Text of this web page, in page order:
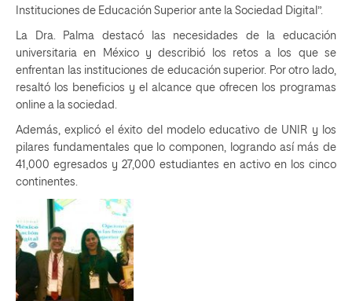
Instituciones de Educación Superior ante la Sociedad Digital”.
La Dra. Palma destacó las necesidades de la educación
universitaria en México y describió los retos a los que se
enfrentan las instituciones de educación superior. Por otro lado,
resaltó los beneficios y el alcance que ofrecen los programas
online a la sociedad.
Además, explicó el éxito del modelo educativo de UNIR y los
pilares fundamentales que lo componen, logrando así más de
41,000 egresados y 27,000 estudiantes en activo en los cinco
continentes.